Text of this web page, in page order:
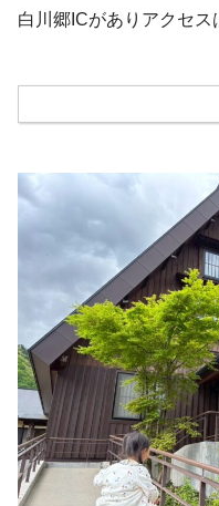
白川郷ICがありアクセス